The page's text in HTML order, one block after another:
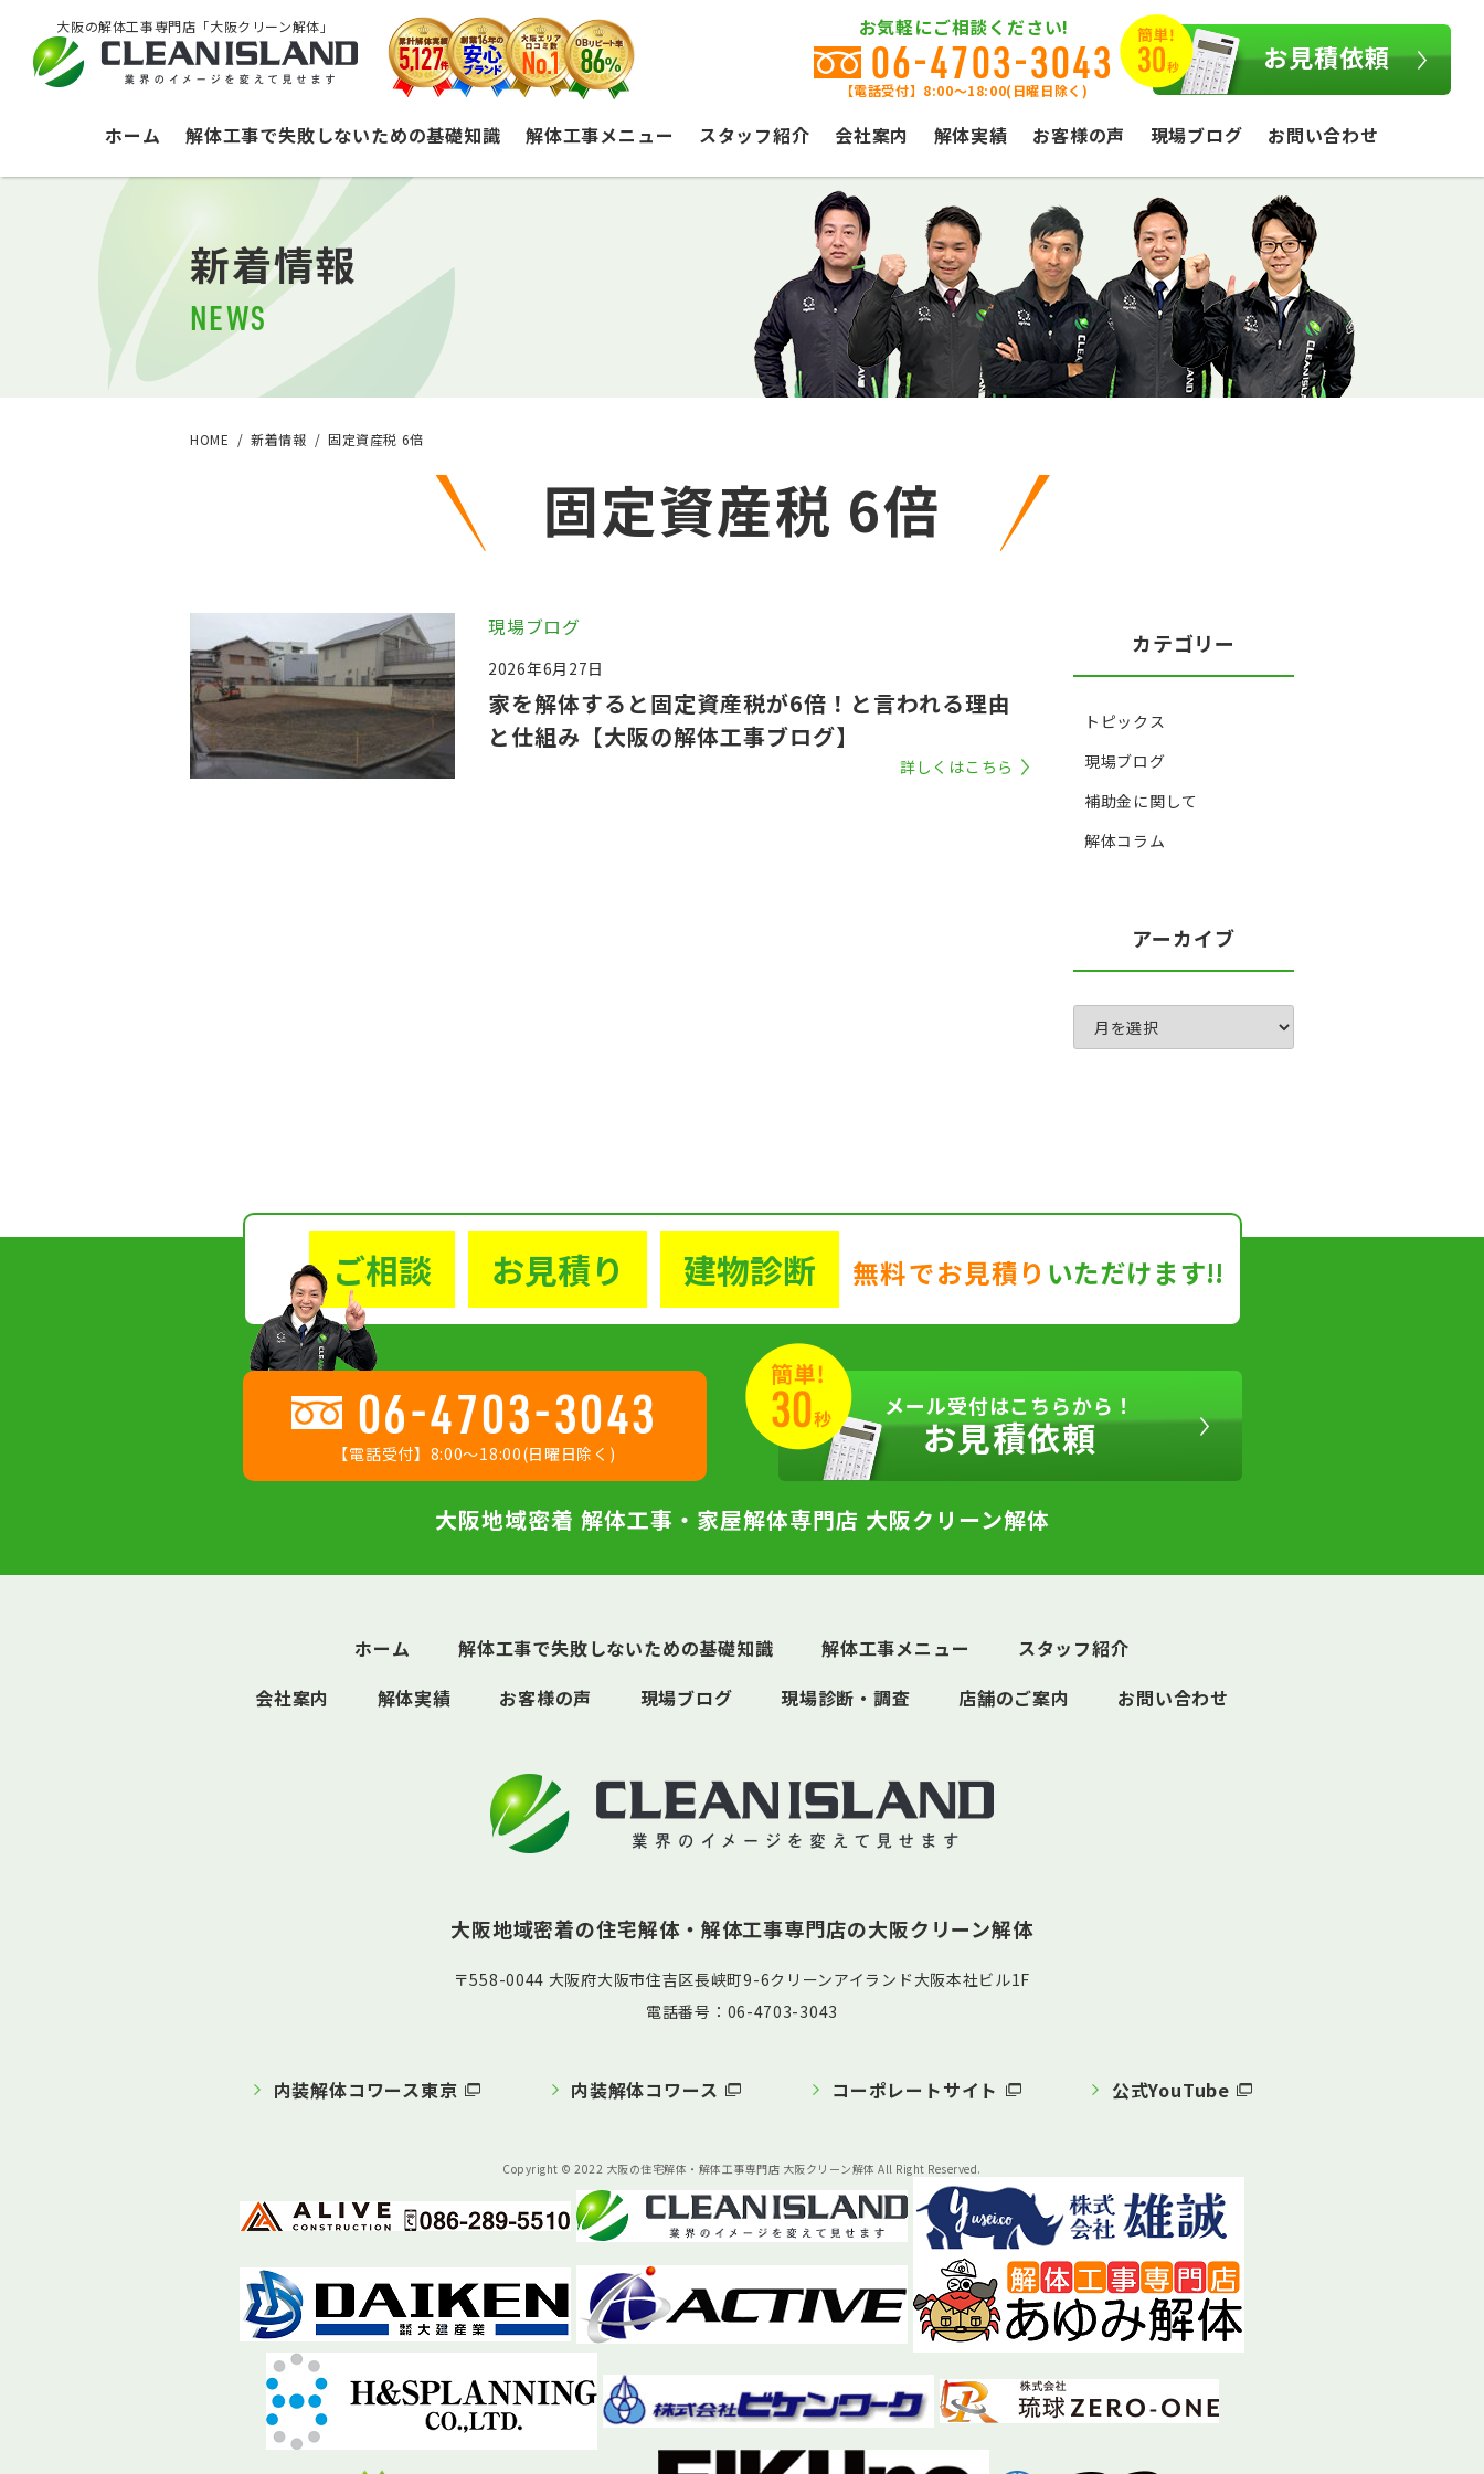
大阪の解体工事専門店「大阪クリーン解体」 お気軽にご相談ください!
06-4703-3043
【電話受付】8:00〜18:00(日曜日除く)
お見積依頼
ホーム 解体工事で失敗しないための基礎知識 解体工事メニュー スタッフ紹介 会社案内 解体実績 お客様の声 現場ブログ お問い合わせ
新着情報
NEWS
HOME 新着情報 固定資産税 6倍
固定資産税 6倍
現場ブログ
2026年6月27日
家を解体すると固定資産税が6倍！と言われる理由
と仕組み【大阪の解体工事ブログ】
詳しくはこちら
カテゴリー
トピックス
現場ブログ
補助金に関して
解体コラム
アーカイブ
ご相談 お見積り 建物診断 無料でお見積り いただけます!!
06-4703-3043
【電話受付】8:00〜18:00(日曜日除く)
メール受付はこちらから！
お見積依頼
大阪地域密着 解体工事・家屋解体専門店 大阪クリーン解体
ホーム 解体工事で失敗しないための基礎知識 解体工事メニュー
スタッフ紹介
会社案内
解体実績 お客様の声 現場ブログ 現場診断・調査 店舗のご案内 お問い合わせ
大阪地域密着の住宅解体・解体工事専門店の大阪クリーン解体
〒558-0044 大阪府大阪市住吉区長峡町9-6クリーンアイランド大阪本社ビル1F
電話番号：06-4703-3043
内装解体コワース東京 内装解体コワース コーポレートサイト 公式YouTube
Copyright © 2022 大阪の住宅解体・解体工事専門店 大阪クリーン解体 All Right Reserved.